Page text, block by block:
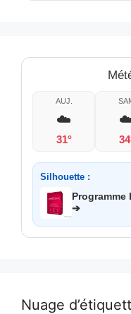
AUJ.
☁️
31°
Silhouette :
➔
Nuage